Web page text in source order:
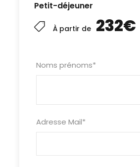
Petit-déjeuner
À partir de 232€
Noms prénoms*
Adresse Mail*